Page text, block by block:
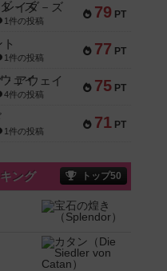
79 PT
イダ－ズ
1件の投稿
77 PT
1件の投稿
75 PT
アウェイ
4件の投稿
71 PT
1件の投稿
ング トップ50